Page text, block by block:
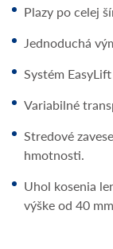
Plazy po celej
Jednoduchá
Systém
Variabilné
Stredové
hmotnosti.
Uhol kosenia
výške od 40